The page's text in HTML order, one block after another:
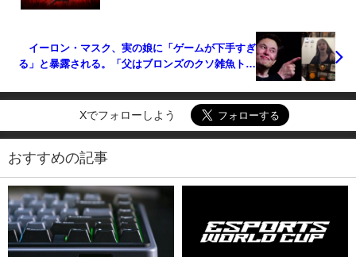
イーロン・マスク、実の娘に「ゲームが下手すぎ
る」と暴露される。「父はブロンズのクソ雑魚トー
Xでフォローしよう
おすすめの記事